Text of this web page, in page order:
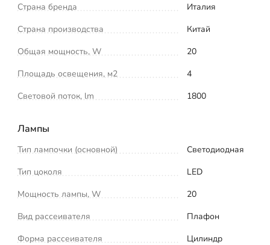
Страна бренда
Италия
Страна производства
Китай
Общая мощность, W
20
Площадь освещения, м2
4
Световой поток, lm
1800
Лампы
Тип лампочки (основной)
Светодиодная
Тип цоколя
LED
Мощность лампы, W
20
Вид рассеивателя
Плафон
Форма рассеивателя
Цилиндр